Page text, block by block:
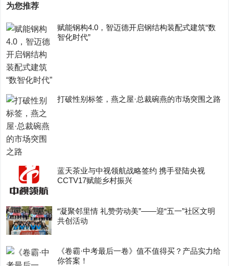
为您推荐
赋能钢构4.0，智迈德开启钢结构装配式建筑“数
智化时代”
打破性别标签，燕之屋·总裁碗燕的市场突围之路
蓝天茶业与中视领航战略签约 携手登陆央视
CCTV17赋能乡村振兴
“凝聚邻里情 礼赞劳动美”——迎“五一”社区文明
共创活动
《卷霸·中考最后一卷》值不值得买？产品实力给
你答案！